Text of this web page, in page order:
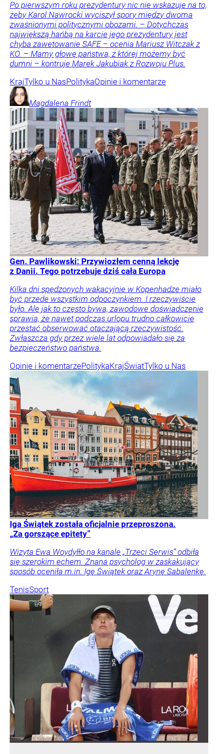
Po pierwszym roku prezydentury nic nie wskazuje na to,
żeby Karol Nawrocki wyciszył spory między dwoma
zwaśnionymi politycznymi obozami. – Dotychczas
największą hańbą na karcie jego prezydentury jest
chyba zawetowanie SAFE – ocenia Mariusz Witczak z
KO. – Mamy głowę państwa, z której możemy być
dumni – kontruje Marek Jakubiak z Rozwoju Plus.
KrajTylko u NasPolitykaOpinie i komentarze
Magdalena Frindt
Gen. Pawlikowski: Przywiozłem cenną lekcję
z Danii. Tego potrzebuje dziś cała Europa
Kilka dni spędzonych wakacyjnie w Kopenhadze miało
być przede wszystkim odpoczynkiem. I rzeczywiście
było. Ale jak to często bywa, zawodowe doświadczenie
sprawia, że nawet podczas urlopu trudno całkowicie
przestać obserwować otaczającą rzeczywistość.
Zwłaszcza gdy przez wiele lat odpowiadało się za
bezpieczeństwo państwa.
Opinie i komentarzePolitykaKrajŚwiatTylko u Nas
Iga Świątek została oficjalnie przeproszona.
„Za gorszące epitety”
Wizyta Ewa Woydyłło na kanale „Trzeci Serwis” odbiła
się szerokim echem. Znana psycholog w zaskakujący
sposób oceniła m.in. Igę Świątek oraz Arynę Sabalenkę.
TenisSport